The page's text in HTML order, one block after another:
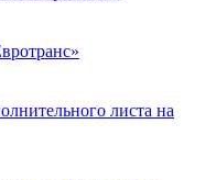
листа на